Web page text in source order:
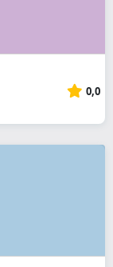
0,0